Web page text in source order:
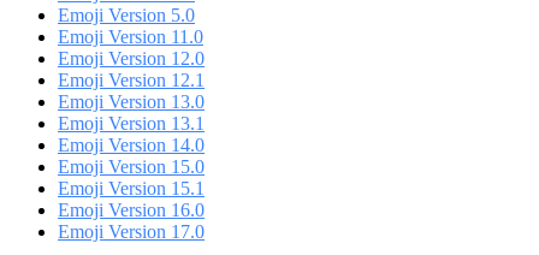
Emoji Version 5.0
Emoji Version 11.0
Emoji Version 12.0
Emoji Version 12.1
Emoji Version 13.0
Emoji Version 13.1
Emoji Version 14.0
Emoji Version 15.0
Emoji Version 15.1
Emoji Version 16.0
Emoji Version 17.0